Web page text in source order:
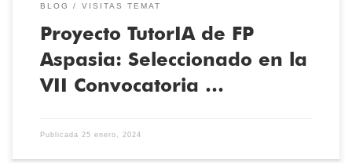
BLOG VISITAS TEMAT
Proyecto TutorIA de FP
Aspasia: Seleccionado en la
VII Convocatoria …
Publicada 25 enero, 2024